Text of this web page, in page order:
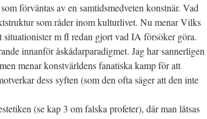
förväntas av en samtidsmedveten konstnär. Vad
som råder inom kulturlivet. Nu menar Vilks
m fl redan gjort vad IA försöker göra.
innanför åskådarparadigmet. Jag har sannerligen
menar konstvärldens fanatiska kamp för att
dess syften (som den ofta säger att den inte
(se kap 3 om falska profeter), där man låtsas